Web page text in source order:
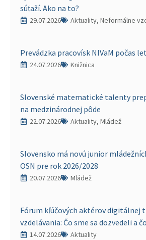
súťaží. Ako na to?
29.07.2026 Aktuality, Neformálne
Prevádzka pracovísk NIVaM počas
24.07.2026 Knižnica
Slovenské matematické talenty
na medzinárodnej pôde
22.07.2026 Aktuality, Mládež
Slovensko má novú junior
OSN pre rok 2026/2028
20.07.2026 Mládež
Fórum kľúčových aktérov digitálnej
vzdelávania: Čo sme sa dozvedeli a
14.07.2026 Aktuality